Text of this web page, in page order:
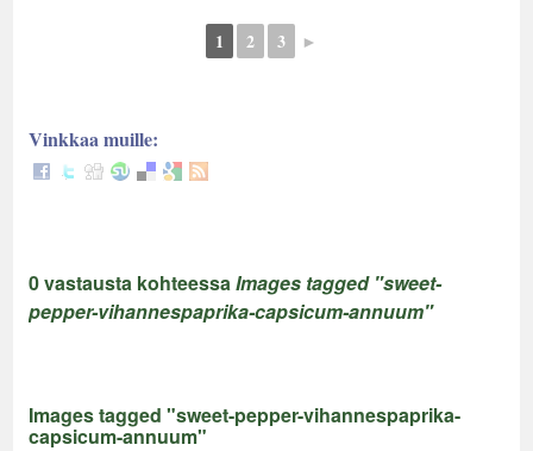
1 2 3 ►
Vinkkaa muille:
0 vastausta kohteessaImages tagged "sweet-
pepper-vihannespaprika-capsicum-annuum"
Images tagged "sweet-pepper-vihannespaprika-
capsicum-annuum"